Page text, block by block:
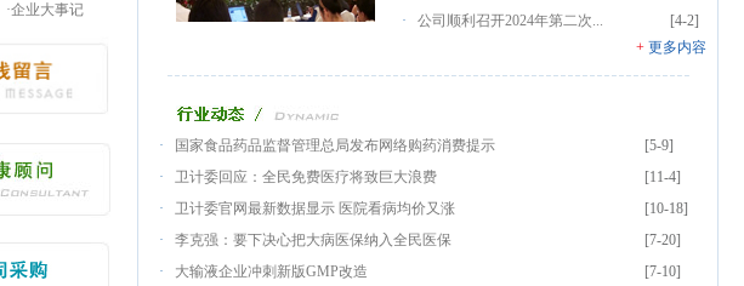
·企业大事记
·
公司顺利召开2024年第二次...
[4-2]
+ 更多内容
· 国家食品药品监督管理总局发布网络购药消费提示
[5-9]
·
卫计委回应：全民免费医疗将致巨大浪费
[11-4]
·
卫计委官网最新数据显示 医院看病均价又涨
[10-18]
·
李克强：要下决心把大病医保纳入全民医保
[7-20]
·
大输液企业冲刺新版GMP改造
[7-10]